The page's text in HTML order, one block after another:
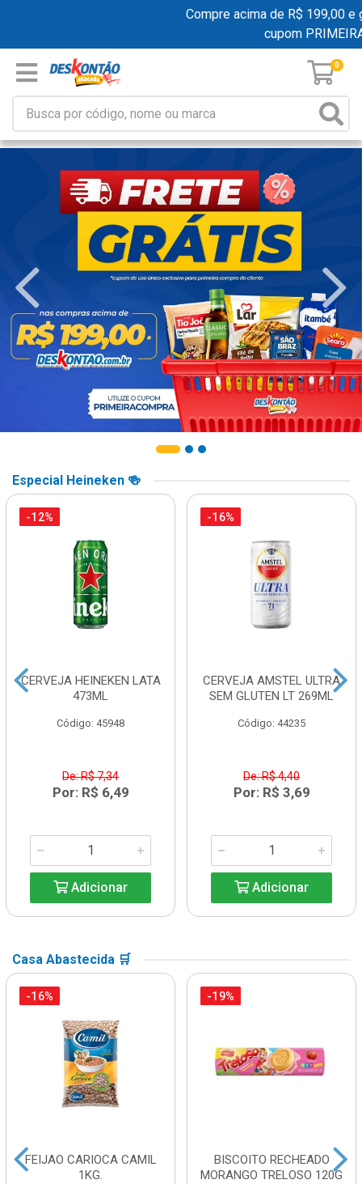
Compre acima de R$ 199,00 e
cupom
0
Especial Heineken 🍻
-12%
CERVEJA HEINEKEN LATA
473ML
Código: 45948
De: R$ 7,34
Por: R$ 6,49
Adicionar
-16%
CERVEJA AMSTEL ULTRA
SEM GLUTEN LT 269ML
Código: 44235
De: R$ 4,40
Por: R$ 3,69
Adicionar
Casa Abastecida 🛒
-16%
FEIJAO CARIOCA CAMIL
1KG.
-19%
BISCOITO RECHEADO
MORANGO TRELOSO 120G